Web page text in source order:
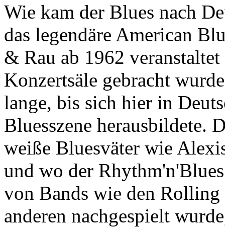
Wie kam der Blues nach
das legendäre American
& Rau ab 1962
Konzertsäle gebracht
lange, bis sich hier in
Bluesszene herausbildete.
weiße Bluesväter wie
und wo der
von Bands wie den
anderen nachgespielt